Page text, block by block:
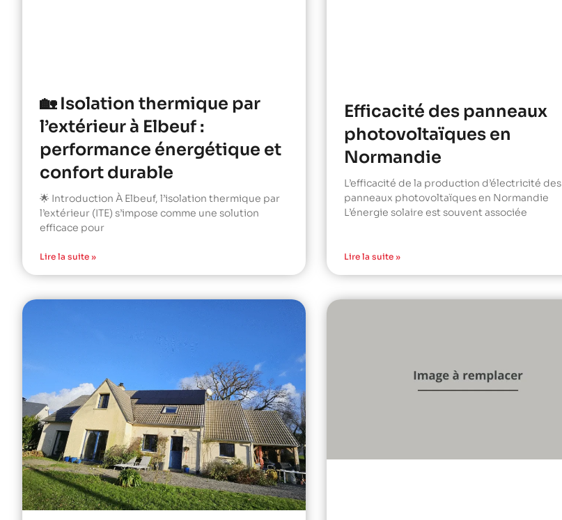
🏡 Isolation thermique par
l’extérieur à Elbeuf :
performance énergétique et
confort durable
🌟 Introduction À Elbeuf, l’isolation thermique par
l’extérieur (ITE) s’impose comme une solution
efficace pour
Lire la suite »
Efficacité des panneaux
photovoltaïques en
Normandie
L’efficacité de la production d’électricité des
panneaux photovoltaïques en Normandie
L’énergie solaire est souvent associée
Lire la suite »